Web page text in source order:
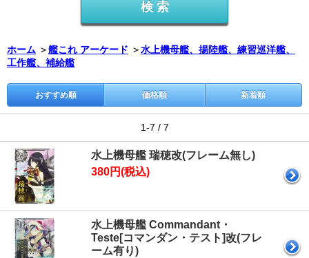
ホーム ＞艦これ アーケード ＞水上機母艦、揚陸艦、練習巡洋艦、
工作艦、補給艦
おすすめ順 価格順 新着順
1-7 / 7
水上機母艦 瑞穂改(フレーム無し)
380円(税込)
水上機母艦 Commandant・
Teste[コマンダン・テスト]改(フレ
ーム有り)